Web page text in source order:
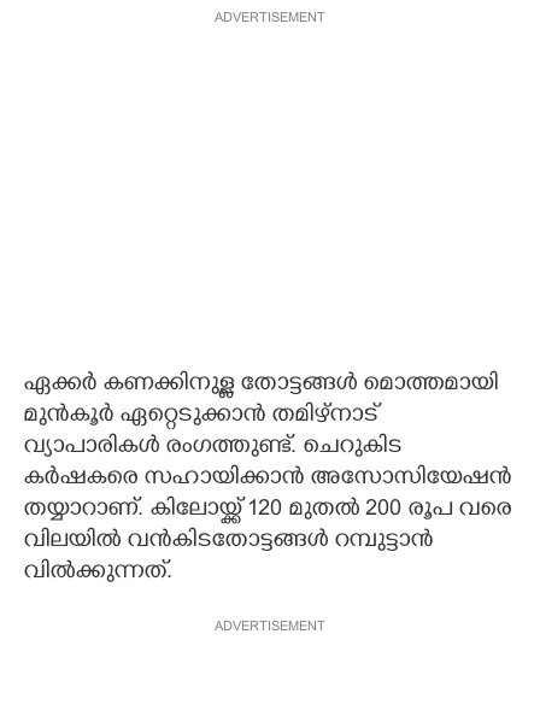
ADVERTISEMENT
ഏക്കർ കണക്കിനുള്ള തോട്ടങ്ങൾ മൊത്തമായി
മുൻകൂർ ഏറ്റെടുക്കാൻ തമിഴ്നാട്
വ്യാപാരികൾ രംഗത്തുണ്ട്. ചെറുകിട
കർഷകരെ സഹായിക്കാൻ അസോസിയേഷൻ
തയ്യാറാണ്. കിലോയ്ക്ക് 120 മുതൽ 200 രൂപ വരെ
വിലയിൽ വൻകിടതോട്ടങ്ങൾ റമ്പുട്ടാൻ
വിൽക്കുന്നത്.
ADVERTISEMENT